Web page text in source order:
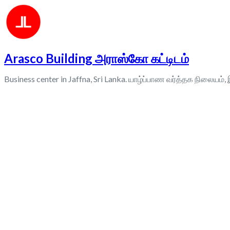
Arasco Building அராஸ்கோ கட்டிடம்
Business center in Jaffna, Sri Lanka. யாழ்ப்பாண வர்த்தக